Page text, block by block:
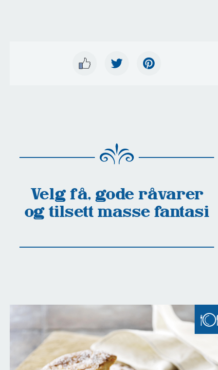
Velg få, gode råvarer
og tilsett masse fantasi